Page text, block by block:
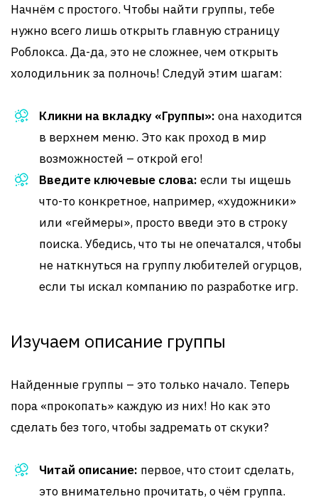
Начнём с простого. Чтобы найти группы, тебе
нужно всего лишь открыть главную страницу
Роблокса. Да-да, это не сложнее, чем открыть
холодильник за полночь! Следуй этим шагам:
Кликни на вкладку «Группы»: она находится
в верхнем меню. Это как проход в мир
возможностей – открой его!
Введите ключевые слова: если ты ищешь
что-то конкретное, например, «художники»
или «геймеры», просто введи это в строку
поиска. Убедись, что ты не опечатался, чтобы
не наткнуться на группу любителей огурцов,
если ты искал компанию по разработке игр.
Изучаем описание группы
Найденные группы – это только начало. Теперь
пора «прокопать» каждую из них! Но как это
сделать без того, чтобы задремать от скуки?
Читай описание: первое, что стоит сделать,
это внимательно прочитать, о чём группа.